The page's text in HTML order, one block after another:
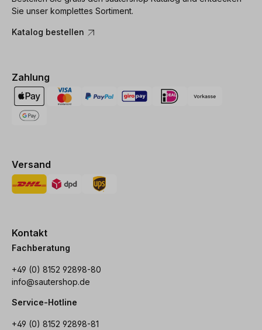
Sie unser komplettes Sortiment.
Katalog bestellen
Zahlung
Versand
Kontakt
Fachberatung
+49 (0) 8152 92898-80
info@sautershop.de
Service-Hotline
+49 (0) 8152 92898-81